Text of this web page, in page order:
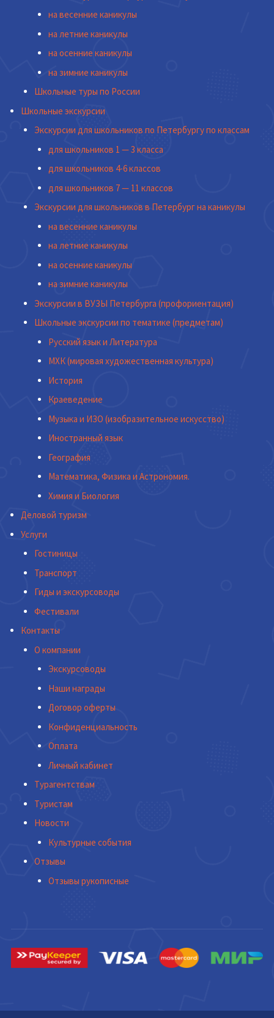
на весенние каникулы
на летние каникулы
на осенние каникулы
на зимние каникулы
Школьные туры по России
Школьные экскурсии
Экскурсии для школьников по Петербургу по классам
для школьников 1 — 3 класса
для школьников 4-6 классов
для школьников 7 — 11 классов
Экскурсии для школьников в Петербург на каникулы
на весенние каникулы
на летние каникулы
на осенние каникулы
на зимние каникулы
Экскурсии в ВУЗЫ Петербурга (профориентация)
Школьные экскурсии по тематике (предметам)
Русский язык и Литература
МХК (мировая художественная культура)
История
Краеведение
Музыка и ИЗО (изобразительное искусство)
Иностранный язык
География
Математика, Физика и Астрономия.
Химия и Биология
Деловой туризм
Услуги
Гостиницы
Транспорт
Гиды и экскурсоводы
Фестивали
Контакты
О компании
Экскурсоводы
Наши награды
Договор оферты
Конфиденциальность
Оплата
Личный кабинет
Турагентствам
Туристам
Новости
Культурные события
Отзывы
Отзывы рукописные